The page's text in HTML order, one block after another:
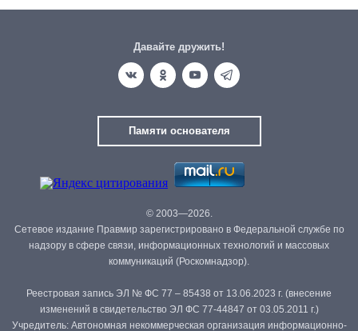
Давайте дружить!
Памяти основателя
© 2003—2026.
Сетевое издание Правмир зарегистрировано в Федеральной службе по
надзору в сфере связи, информационных технологий и массовых
коммуникаций (Роскомнадзор).
Реестровая запись ЭЛ № ФС 77 – 85438 от 13.06.2023 г. (внесение
изменений в свидетельство ЭЛ ФС 77-44847 от 03.05.2011 г.)
Учредитель: Автономная некоммерческая организация информационно-